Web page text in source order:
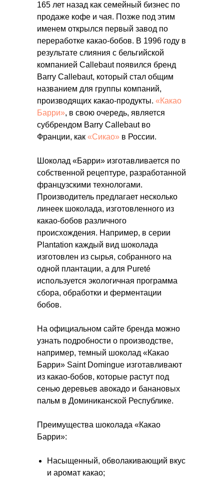
165 лет назад как семейный бизнес по
продаже кофе и чая. Позже под этим
именем открылся первый завод по
переработке какао-бобов. В 1996 году в
результате слияния с бельгийской
компанией Callebaut появился бренд
Barry Callebaut, который стал общим
названием для группы компаний,
производящих какао-продукты. «Какао
Барри», в свою очередь, является
суббрендом Barry Callebaut во
Франции, как «Сикао» в России.
Шоколад «Барри» изготавливается по
собственной рецептуре, разработанной
французскими технологами.
Производитель предлагает несколько
линеек шоколада, изготовленного из
какао-бобов различного
происхождения. Например, в серии
Plantation каждый вид шоколада
изготовлен из сырья, собранного на
одной плантации, а для Pureté
используется экологичная программа
сбора, обработки и ферментации
бобов.
На официальном сайте бренда можно
узнать подробности о производстве,
например, темный шоколад «Какао
Барри» Saint Domingue изготавливают
из какао-бобов, которые растут под
сенью деревьев авокадо и банановых
пальм в Доминиканской Республике.
Преимущества шоколада «Какао
Барри»:
Насыщенный, обволакивающий вкус
и аромат какао;